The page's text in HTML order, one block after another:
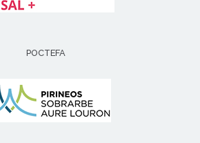
POCTEFA